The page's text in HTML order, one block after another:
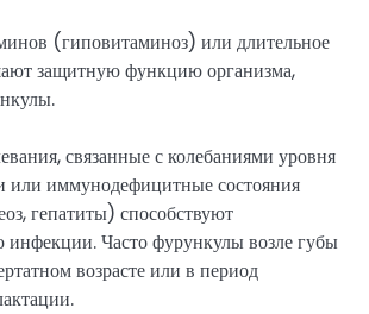
(гиповитаминоз) или длительное
защитную функцию организма,
связанные с колебаниями уровня
или иммунодефицитные состояния
гепатиты) способствуют
инфекции. Часто фурункулы возле губы
возрасте или в период